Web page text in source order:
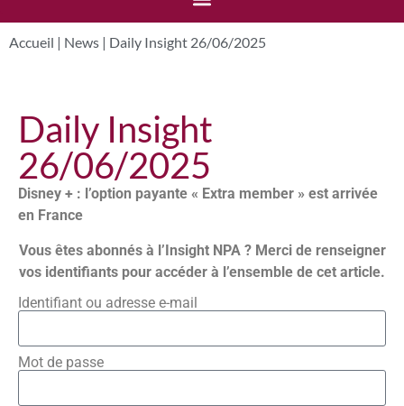
Accueil | News | Daily Insight 26/06/2025
Daily Insight
26/06/2025
Disney + : l’option payante « Extra member » est arrivée
en France
Vous êtes abonnés à l’Insight NPA ? Merci de renseigner
vos identifiants pour accéder à l’ensemble de cet article.
Identifiant ou adresse e-mail
Mot de passe